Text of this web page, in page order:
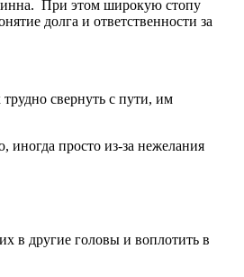
При этом широкую стопу
долга и ответственности за
свернуть с пути, им
иногда просто из-за нежелания
в другие головы и воплотить в